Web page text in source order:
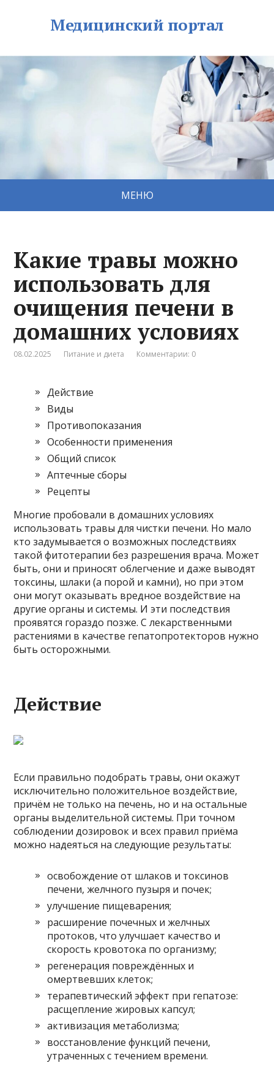
Медицинский портал
МЕНЮ
Какие травы можно
использовать для
очищения печени в
домашних условиях
08.02.2025 Питание и диета Комментарии: 0
Действие
Виды
Противопоказания
Особенности применения
Общий список
Аптечные сборы
Рецепты
Многие пробовали в домашних условиях
использовать травы для чистки печени. Но мало
кто задумывается о возможных последствиях
такой фитотерапии без разрешения врача. Может
быть, они и приносят облегчение и даже выводят
токсины, шлаки (а порой и камни), но при этом
они могут оказывать вредное воздействие на
другие органы и системы. И эти последствия
проявятся гораздо позже. С лекарственными
растениями в качестве гепатопротекторов нужно
быть осторожными.
Действие
Если правильно подобрать травы, они окажут
исключительно положительное воздействие,
причём не только на печень, но и на остальные
органы выделительной системы. При точном
соблюдении дозировок и всех правил приёма
можно надеяться на следующие результаты:
освобождение от шлаков и токсинов
печени, желчного пузыря и почек;
улучшение пищеварения;
расширение почечных и желчных
протоков, что улучшает качество и
скорость кровотока по организму;
регенерация повреждённых и
омертвевших клеток;
терапевтический эффект при гепатозе:
расщепление жировых капсул;
активизация метаболизма;
восстановление функций печени,
утраченных с течением времени.